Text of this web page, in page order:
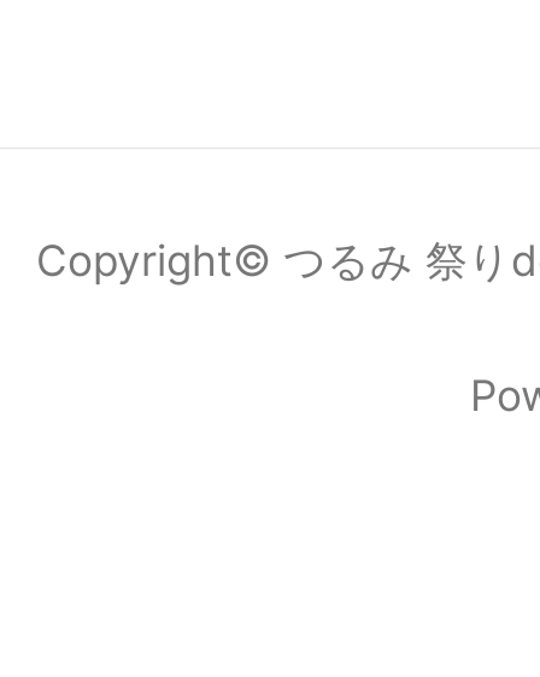
Copyright© つるみ 祭り